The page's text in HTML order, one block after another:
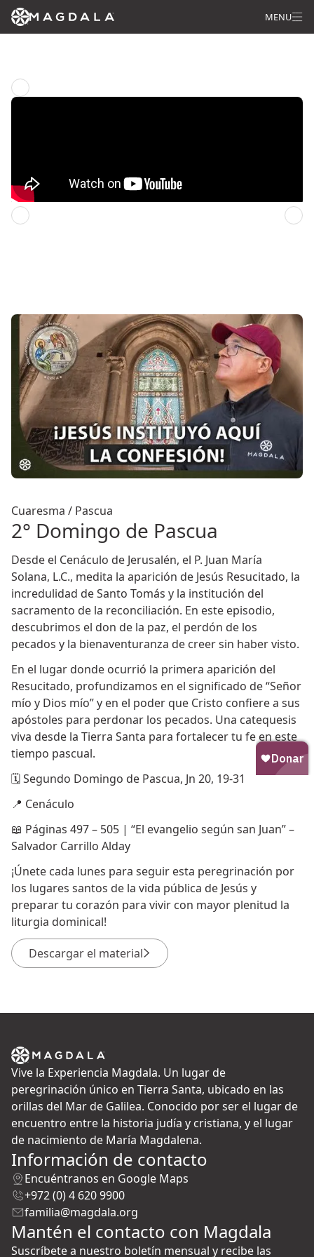
MENU
Cuaresma / Pascua
2° Domingo de Pascua
Desde el Cenáculo de Jerusalén, el P. Juan María
Solana, L.C., medita la aparición de Jesús Resucitado, la
incredulidad de Santo Tomás y la institución del
sacramento de la reconciliación. En este episodio,
descubrimos el don de la paz, el perdón de los
pecados y la bienaventuranza de creer sin haber visto.
En el lugar donde ocurrió la primera aparición del
Resucitado, profundizamos en el significado de “Señor
mío y Dios mío” y en el poder que Cristo confiere a sus
apóstoles para perdonar los pecados. Una catequesis
viva desde la Tierra Santa para fortalecer tu fe en este
tiempo pascual.
🗓 Segundo Domingo de Pascua, Jn 20, 19-31
📍 Cenáculo
📖 Páginas 497 – 505 | “El evangelio según san Juan” –
Salvador Carrillo Alday
¡Únete cada lunes para seguir esta peregrinación por
los lugares santos de la vida pública de Jesús y
preparar tu corazón para vivir con mayor plenitud la
liturgia dominical!
Descargar el material
Vive la Experiencia Magdala. Un lugar de
peregrinación único en Tierra Santa, ubicado en las
orillas del Mar de Galilea. Conocido por ser el lugar de
encuentro entre la historia judía y cristiana, y el lugar
de nacimiento de María Magdalena.
Información de contacto
Encuéntranos en Google Maps
+972 (0) 4 620 9900
familia@magdala.org
Mantén el contacto con Magdala
Suscríbete a nuestro boletín mensual y recibe las